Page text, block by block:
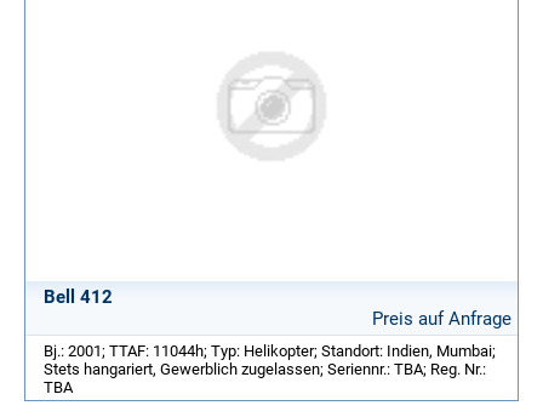
Bell 412
Preis auf Anfrage
Bj.: 2001; TTAF: 11044h; Typ: Helikopter; Standort: Indien, Mumbai;
Stets hangariert, Gewerblich zugelassen; Seriennr.: TBA; Reg. Nr.:
TBA